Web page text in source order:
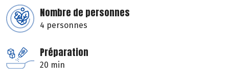
Nombre de personnes
4 personnes
Préparation
20 min